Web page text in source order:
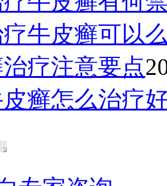
疗牛皮癣可以
治疗注意要点
皮癣怎么治疗